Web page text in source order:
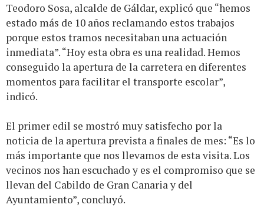
Teodoro Sosa, alcalde de Gáldar, explicó que “hemos
estado más de 10 años reclamando estos trabajos
porque estos tramos necesitaban una actuación
inmediata”. “Hoy esta obra es una realidad. Hemos
conseguido la apertura de la carretera en diferentes
momentos para facilitar el transporte escolar”,
indicó.
El primer edil se mostró muy satisfecho por la
noticia de la apertura prevista a finales de mes: “Es lo
más importante que nos llevamos de esta visita. Los
vecinos nos han escuchado y es el compromiso que se
llevan del Cabildo de Gran Canaria y del
Ayuntamiento”, concluyó.